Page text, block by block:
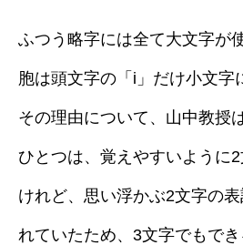
ふつう略字には全て大文字が
胞は頭文字の「i」だけ小文字
その理由について、山中教授
ひとつは、覚えやすいように
けれど、思い浮かぶ2文字の
れていたため、3文字でもで